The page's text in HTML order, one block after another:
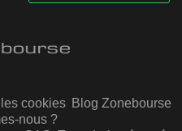
cookies Blog Zonebourse
nous ?